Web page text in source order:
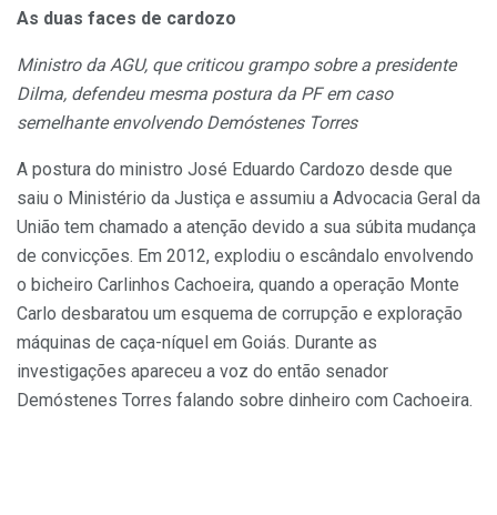
As duas faces de cardozo
Ministro da AGU, que criticou grampo sobre a presidente
Dilma, defendeu mesma postura da PF em caso
semelhante envolvendo Demóstenes Torres
A postura do ministro José Eduardo Cardozo desde que
saiu o Ministério da Justiça e assumiu a Advocacia Geral da
União tem chamado a atenção devido a sua súbita mudança
de convicções. Em 2012, explodiu o escândalo envolvendo
o bicheiro Carlinhos Cachoeira, quando a operação Monte
Carlo desbaratou um esquema de corrupção e exploração
máquinas de caça-níquel em Goiás. Durante as
investigações apareceu a voz do então senador
Demóstenes Torres falando sobre dinheiro com Cachoeira.